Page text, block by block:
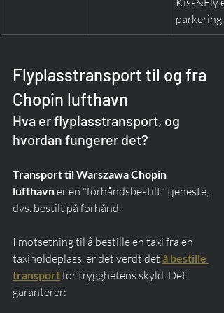
parkering.
Flyplasstransport til og fra
Chopin lufthavn
Hva er flyplasstransport, og
hvordan fungerer det?
Transport til Warszawa Chopin
lufthavn er en "forhåndsbestilt" tjeneste,
dvs. bestilt på forhånd.
I motsetning til å bestille en taxi fra en
taxiholdeplass, er det verdt det å bestille
transport for trygghetens skyld. Det
garanterer: